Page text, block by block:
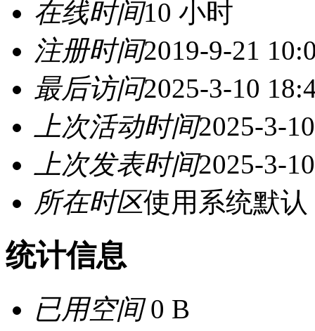
在线时间10 小时
注册时间2019-9-21
最后访问2025-3-10
上次活动时间2025-3-
上次发表时间2025-3-
所在时区使用系统默认
统计信息
已用空间0 B